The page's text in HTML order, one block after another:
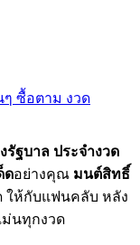
ฐบาล ประจำงวด
ดอย่างคุณ มนต์สิทธิ์
ให้กับแฟนคลับ หลัง
ม่นทุกงวด